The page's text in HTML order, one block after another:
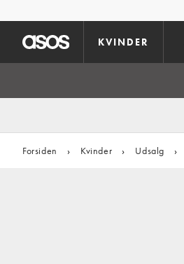
KVINDER
Forsiden › Kvinder › Udsalg ›